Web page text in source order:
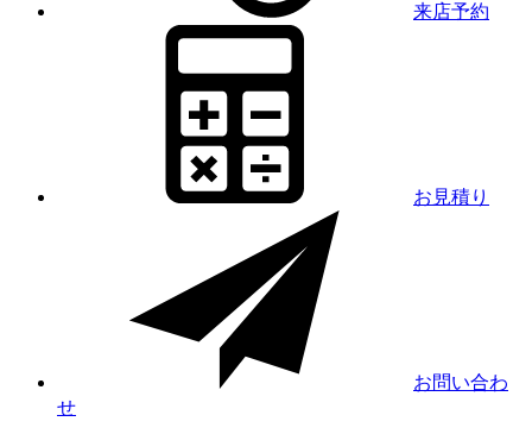
来店予約
お見積り
お問い合わ
せ